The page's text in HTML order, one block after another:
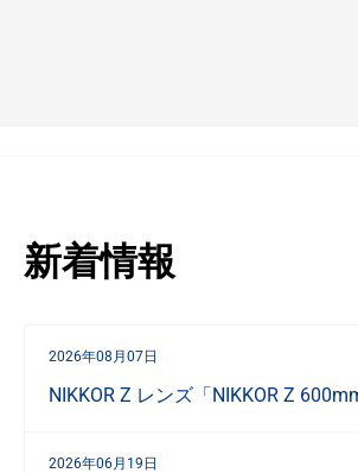
新着情報
2026年08月07日
NIKKOR Z レンズ「NIKKOR Z
2026年06月19日